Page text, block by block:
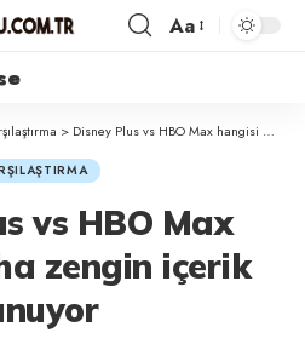
Aa
> Disney Plus vs HBO Max hangisi daha zengin içerik sunuyor
vs HBO Max
zengin içerik